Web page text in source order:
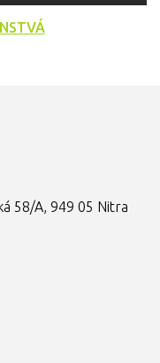
58/A, 949 05 Nitra